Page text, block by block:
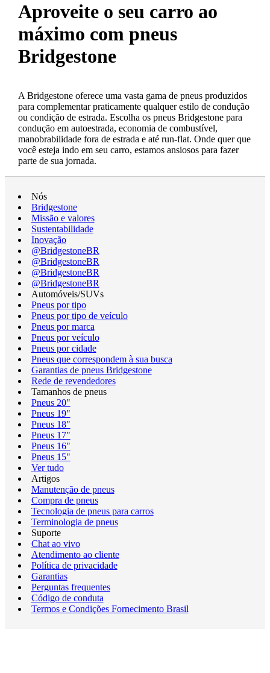
Aproveite o seu carro ao
máximo com pneus
Bridgestone
A Bridgestone oferece uma vasta gama de pneus produzidos
para complementar praticamente qualquer estilo de condução
ou condição de estrada. Escolha os pneus Bridgestone para
condução em autoestrada, economia de combustível,
manobrabilidade fora de estrada e até run-flat. Onde quer que
você esteja indo em seu carro, estamos ansiosos para fazer
parte de sua jornada.
Nós
Bridgestone
Missão e valores
Sustentabilidade
Inovação
@BridgestoneBR
@BridgestoneBR
@BridgestoneBR
@BridgestoneBR
Automóveis/SUVs
Pneus por tipo
Pneus por tipo de veículo
Pneus por marca
Pneus por veículo
Pneus por cidade
Pneus que correspondem à sua busca
Garantias de pneus Bridgestone
Rede de revendedores
Tamanhos de pneus
Pneus 20"
Pneus 19"
Pneus 18"
Pneus 17"
Pneus 16"
Pneus 15"
Ver tudo
Artigos
Manutenção de pneus
Compra de pneus
Tecnologia de pneus para carros
Terminologia de pneus
Suporte
Chat ao vivo
Atendimento ao cliente
Política de privacidade
Garantias
Perguntas frequentes
Código de conduta
Termos e Condições Fornecimento Brasil